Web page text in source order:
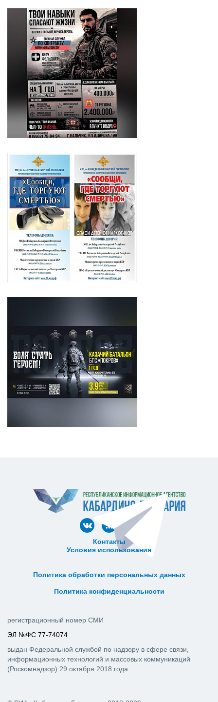
Контакты
Условия использования
Политика обработки персональных данных
Политика конфиденциальности
регистрационный номер СМИ
ЭЛ №ФС 77-74074
выдан Федеральной службой по надзору в сфере связи,
информационных технологий и массовых коммуникаций
(Роскомнадзор) 29 октября 2018 года